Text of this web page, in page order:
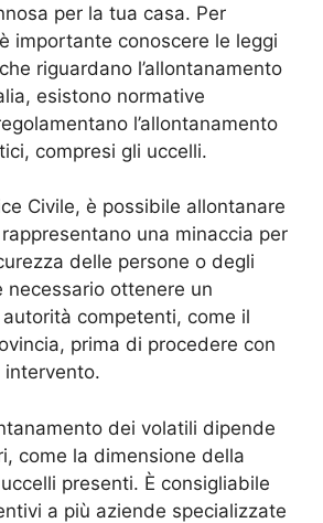
per la tua casa. Per
importante conoscere le leggi
riguardano l’allontanamento
esistono normative
l’allontanamento
compresi gli uccelli.
Civile, è possibile allontanare
una minaccia per
delle persone o degli
necessario ottenere un
competenti, come il
prima di procedere con
intervento.
dei volatili dipende
come la dimensione della
presenti. È consigliabile
a più aziende specializzate